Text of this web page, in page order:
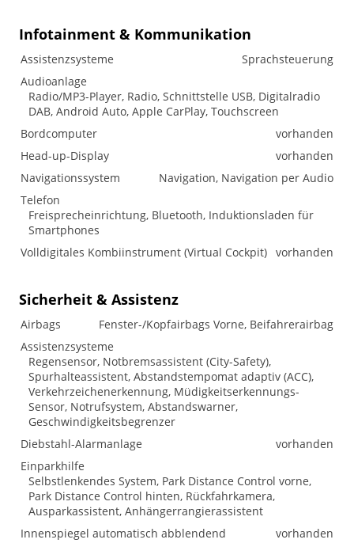
Infotainment & Kommunikation
Assistenzsysteme
Sprachsteuerung
Audioanlage
Radio/MP3-Player, Radio, Schnittstelle USB, Digitalradio
DAB, Android Auto, Apple CarPlay, Touchscreen
Bordcomputer
vorhanden
Head-up-Display
vorhanden
Navigationssystem
Navigation, Navigation per Audio
Telefon
Freisprecheinrichtung, Bluetooth, Induktionsladen für
Smartphones
Volldigitales Kombiinstrument (Virtual Cockpit) vorhanden
Sicherheit & Assistenz
Airbags
Fenster-/Kopfairbags Vorne, Beifahrerairbag
Assistenzsysteme
Regensensor, Notbremsassistent (City-Safety),
Spurhalteassistent, Abstandstempomat adaptiv (ACC),
Verkehrzeichenerkennung, Müdigkeitserkennungs-
Sensor, Notrufsystem, Abstandswarner,
Geschwindigkeitsbegrenzer
Diebstahl-Alarmanlage
vorhanden
Einparkhilfe
Selbstlenkendes System, Park Distance Control vorne,
Park Distance Control hinten, Rückfahrkamera,
Ausparkassistent, Anhängerrangierassistent
Innenspiegel automatisch abblendend
vorhanden